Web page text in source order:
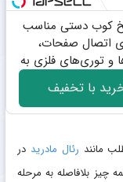
کوب دستی مناسب
اتصال صفحات،
و توری‌های فلزی به
با تخفیف
مانند رئال مادرید در
چیز بلافاصله به مرحله